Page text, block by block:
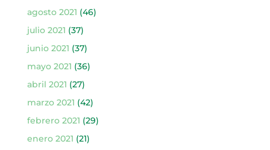
agosto 2021 (46)
julio 2021 (37)
junio 2021 (37)
mayo 2021 (36)
abril 2021 (27)
marzo 2021 (42)
febrero 2021 (29)
enero 2021 (21)